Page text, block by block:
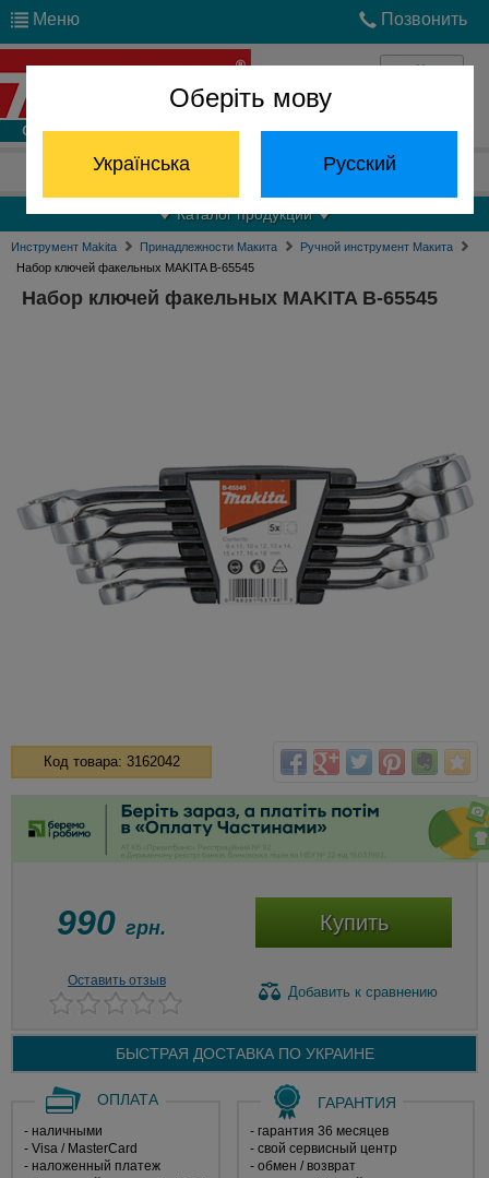
Оберіть мову
Українська Русский
Меню Позвонить
Войти
Отдел запчастей: (068) 824-24-24
Каталог продукции
Инструмент Makita Принадлежности Макита
Ручной инструмент Макита
Набор ключей факельных MAKITA B-65545
Набор ключей факельных MAKITA B-65545
Код товара: 3162042
990 грн. Купить
Оставить отзыв
Добавить к сравнению
БЫСТРАЯ ДОСТАВКА ПО УКРАИНЕ
ОПЛАТА
- наличными
- Visa / MasterCard
- наложенный платеж
ГАРАНТИЯ
- гарантия 36 месяцев
- свой сервисный центр
- обмен / возврат